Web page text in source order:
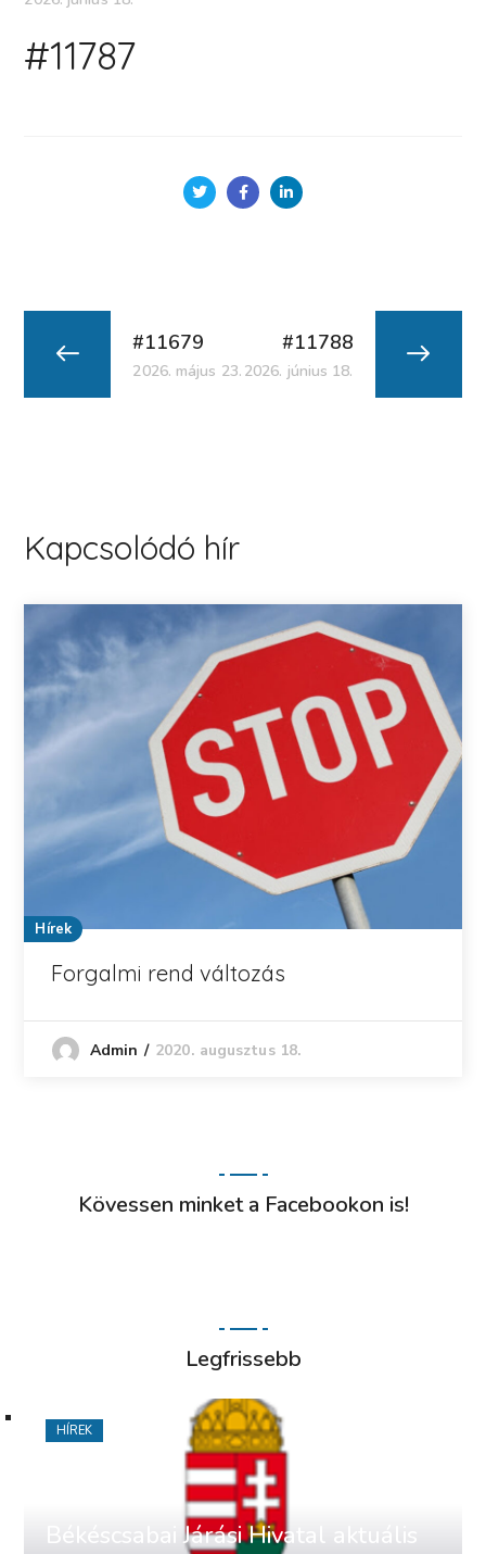
#11787
#11679
2026. május 23.
#11788
2026. június 18.
Kapcsolódó hír
Hírek
Forgalmi rend változás
Admin 2020. augusztus 18.
Kövessen minket a Facebookon is!
Legfrissebb
Békéscsabai Járási Hivatal aktuális
HÍREK